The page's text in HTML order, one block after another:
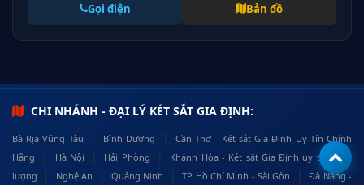
Gọi điện Bản đồ
CHI NHÁNH - ĐẠI LÝ KÉT SẮT GIA ĐỊNH:
Bà Rịa Vũng Tàu | Bình Dương |
Cần Thơ - Két sắt Gia Định Uy Tín Chính
Hãng
| Hà Nội | Hải Phòng |
Khánh Hòa - Két sắt Gia Định uy tín, chất
lượng
| Nghệ An | Quảng Ninh | TP Hồ Chí Minh - Sài Gòn | Đà Nẵng -